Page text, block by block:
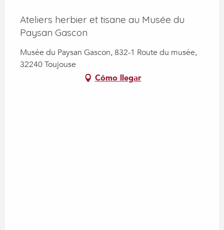
Ateliers herbier et tisane au Musée du
Paysan Gascon
Musée du Paysan Gascon, 832-1 Route du musée,
32240 Toujouse
Cómo llegar